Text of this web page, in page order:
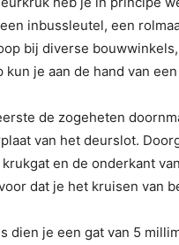
inbussleutel, een
bij diverse
je aan de hand van
de zogeheten
van het deurslot.
en de onderkant
dat je het kruisen van
dien je een gat van 5